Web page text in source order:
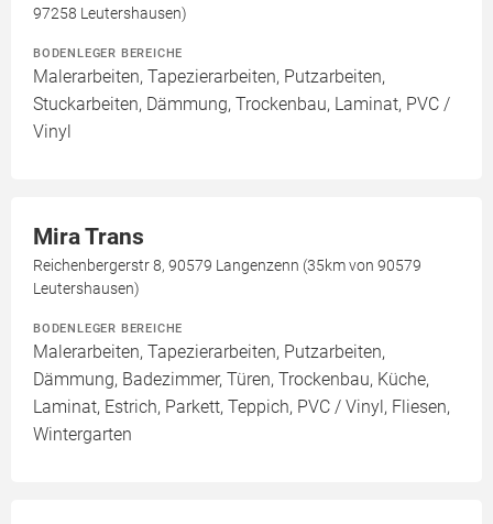
97258 Leutershausen)
BODENLEGER BEREICHE
Malerarbeiten, Tapezierarbeiten, Putzarbeiten,
Stuckarbeiten, Dämmung, Trockenbau, Laminat, PVC /
Vinyl
Mira Trans
Reichenbergerstr 8, 90579 Langenzenn (35km von 90579
Leutershausen)
BODENLEGER BEREICHE
Malerarbeiten, Tapezierarbeiten, Putzarbeiten,
Dämmung, Badezimmer, Türen, Trockenbau, Küche,
Laminat, Estrich, Parkett, Teppich, PVC / Vinyl, Fliesen,
Wintergarten